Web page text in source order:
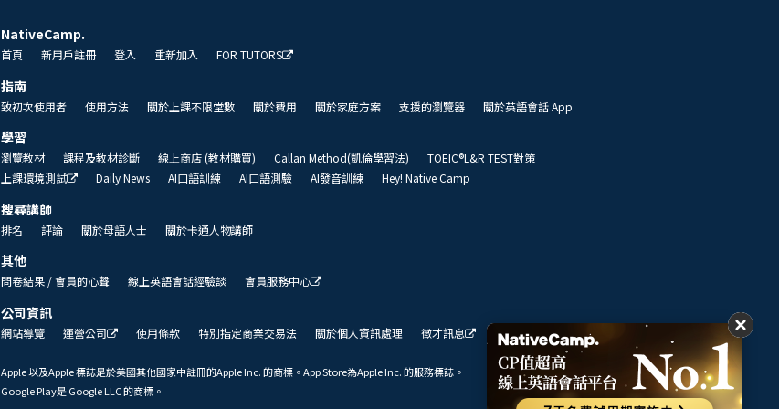
NativeCamp.
首頁 新用戶註冊 登入 重新加入 FOR TUTORS
指南
致初次使用者 使用方法 關於上課不限堂數 關於費用 關於家庭方案 支援的瀏覽器 關於英語會話 App
學習
瀏覽教材 課程及教材診斷 線上商店 (教材購買) Callan Method(凱倫學習法)
TOEIC®L&R TEST對策
上課環境測試
Daily News AI口語訓練 AI口語測驗 AI發音訓練 Hey! Native Camp
搜尋講師
排名 評論 關於母語人士 關於卡通人物講師
其他
問卷結果 / 會員的心聲 線上英語會話經驗談 會員服務中心
公司資訊
網站導覽 運營公司 使用條款 特別指定商業交易法 關於個人資訊處理 徵才訊息 我們的展望
Apple 以及Apple 標誌是於美國其他國家中註冊的Apple Inc. 的商標。App Store為Apple Inc. 的服務標誌。
Google Play是 Google LLC 的商標。